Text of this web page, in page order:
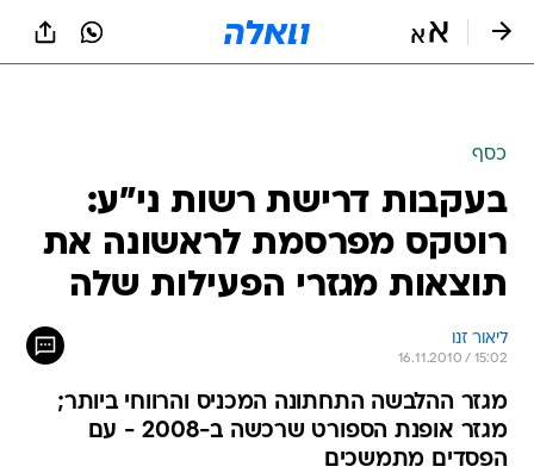
כסף
בעקבות דרישת רשות ני"ע:
רוטקס מפרסמת לראשונה את
תוצאות מגזרי הפעילות שלה
ליאור זנו
16.11.2010 / 15:02
מגזר ההלבשה התחתונה המכניס והרווחי ביותר;
מגזר אופנת הספורט שרכשה ב-2008 - עם
הפסדים מתמשכים